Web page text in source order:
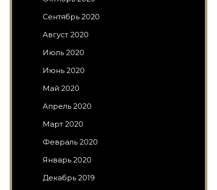
Сентябрь 2020
Август 2020
Июль 2020
Июнь 2020
Май 2020
Апрель 2020
Март 2020
Февраль 2020
Январь 2020
Декабрь 2019